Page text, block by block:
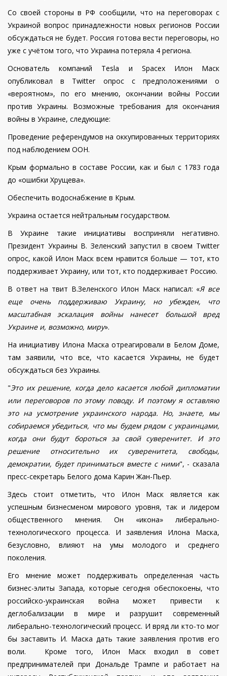
Со своей стороны в РФ сообщили, что на переговорах с
Украиной вопрос принадлежности новых регионов России
обсуждаться не будет. Россия готова вести переговоры, но
уже с учётом того, что Украина потеряла 4 региона.
Основатель компаний Tesla и Spacex Илон Маск
опубликовал в Twitter опрос с предположениями о
«вероятном», по его мнению, окончании войны России
против Украины. Возможные требования для окончания
войны в Украине, следующие:
Проведение референдумов на оккупированных территориях
под наблюдением ООН.
Крым формально в составе России, как и был с 1783 года
до «ошибки Хрущева».
Обеспечить водоснабжение в Крым.
Украина остается нейтральным государством.
В Украине такие инициативы восприняли негативно.
Президент Украины В. Зеленский запустил в своем Twitter
опрос, какой Илон Маск всем нравится больше — тот, кто
поддерживает Украину, или тот, кто поддерживает Россию.
В ответ на твит В.Зеленского Илон Маск написал: «Я все
еще очень поддерживаю Украину, но убежден, что
масштабная эскалация войны нанесет большой вред
Украине и, возможно, миру».
На инициативу Илона Маска отреагировали в Белом Доме,
там заявили, что все, что касается Украины, не будет
обсуждаться без Украины.
"Это их решение, когда дело касается любой дипломатии
или переговоров по этому поводу. И поэтому я оставляю
это на усмотрение украинского народа. Но, знаете, мы
собираемся убедиться, что мы будем рядом с украинцами,
когда они будут бороться за свой суверенитет. И это
решение относительно их суверенитета, свободы,
демократии, будет приниматься вместе с ними", - сказала
пресс-секретарь Белого дома Карин Жан-Пьер.
Здесь стоит отметить, что Илон Маск является как
успешным бизнесменом мирового уровня, так и лидером
общественного мнения. Он «икона» либерально-
технологического процесса. И заявления Илона Маска,
безусловно, влияют на умы молодого и среднего
поколения.
Его мнение может поддерживать определенная часть
бизнес-элиты Запада, которые сегодня обеспокоены, что
российско-украинская война может привести к
деглобализации в мире и разрушит современный
либерально-технологический процесс. И вряд ли кто-то мог
бы заставить И. Маска дать такие заявления против его
воли. Кроме того, Илон Маск входил в совет
предпринимателей при Дональде Трампе и работает на